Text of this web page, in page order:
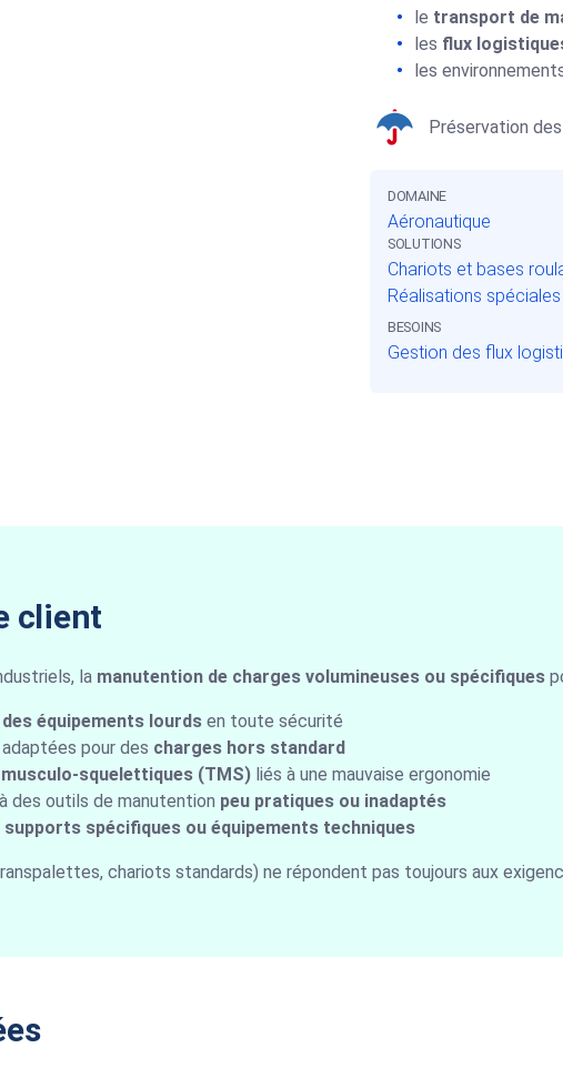
le transport de
les flux
les
Préservation
DOMAINE
Aéronautique
SOLUTIONS
Chariots et bases
Réalisations spéciales
BESOINS
Gestion des flux
client
la manutention de charges volumineuses ou spécifiques
équipements lourds en toute sécurité
pour des charges hors standard
squelettiques (TMS) liés à une mauvaise ergonomie
des outils de manutention peu pratiques ou inadaptés
supports spécifiques ou équipements techniques
chariots standards) ne répondent pas toujours aux